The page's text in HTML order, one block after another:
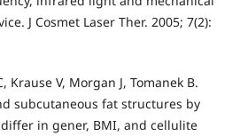
J Cosmet Laser Ther. 2005; 7(2):
Krause V, Morgan J, Tomanek B.
subcutaneous fat structures by
in gener, BMI, and cellulite